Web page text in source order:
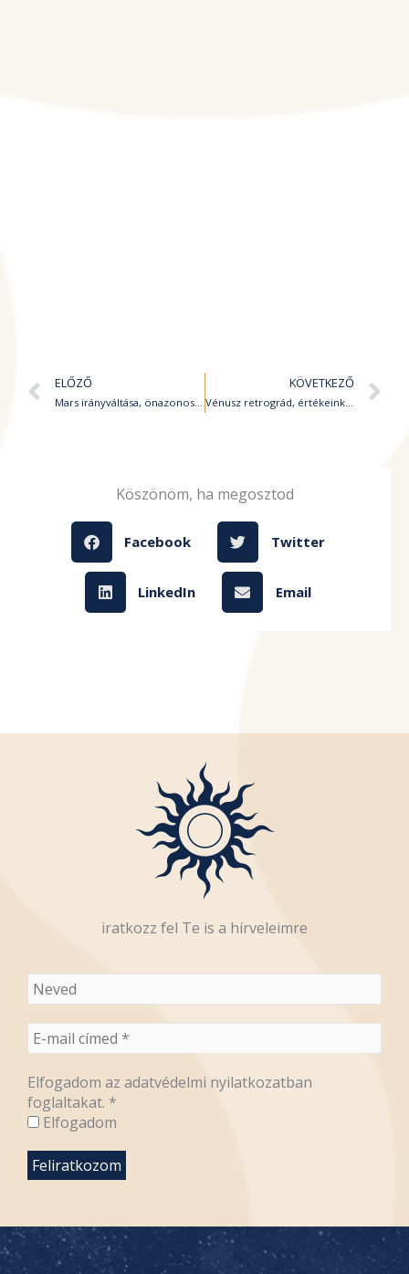
Előző
ELŐZŐ KÖVETKEZŐ
Vénusz retrográd, értékeink felülvizsgálata
Köszönöm, ha megosztod
Facebook Twitter
LinkedIn Email
iratkozz fel Te is a hírveleimre
Elfogadom az adatvédelmi nyilatkozatban
foglaltakat. *
Elfogadom